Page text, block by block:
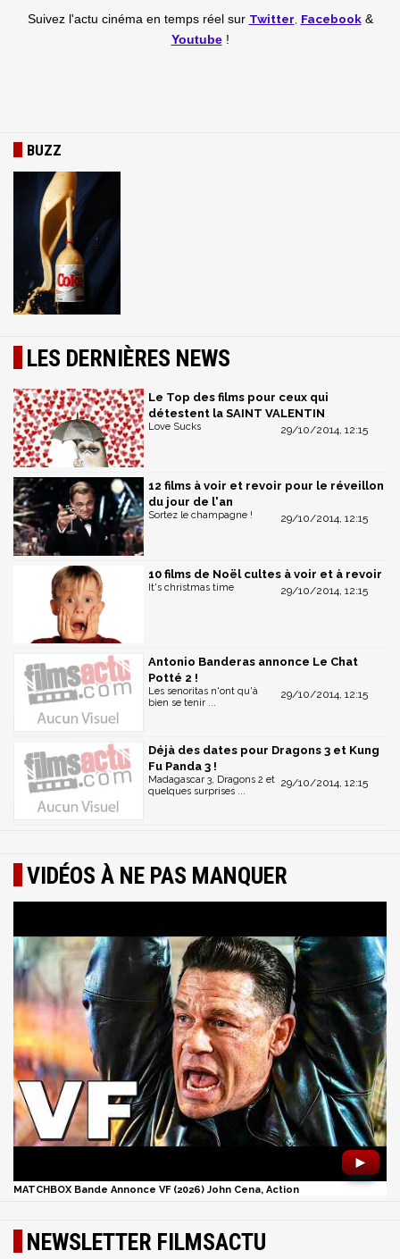
Suivez l'actu cinéma en temps réel sur Twitter Facebook&
Youtube!
BUZZ
LES DERNIÈRES NEWS
Le Top des films pour ceux qui
détestent la SAINT VALENTIN
29/10/2014, 12:15
Love Sucks
12 films à voir et revoir pour le réveillon
du jour de l'an
29/10/2014, 12:15
Sortez le champagne !
10 films de Noël cultes à voir et à revoir
29/10/2014, 12:15
It's christmas time
Antonio Banderas annonce Le Chat
Potté 2 !
29/10/2014, 12:15
Les senoritas n'ont qu'à
bien se tenir ...
Déjà des dates pour Dragons 3 et Kung
Fu Panda 3 !
29/10/2014, 12:15
Madagascar 3, Dragons 2 et
quelques surprises ...
VIDÉOS À NE PAS MANQUER
►
MATCHBOX Bande Annonce VF (2026) John Cena, Action
NEWSLETTER FILMSACTU